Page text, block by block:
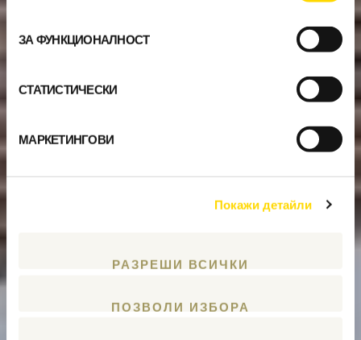
ЗА ФУНКЦИОНАЛНОСТ
СТАТИСТИЧЕСКИ
МАРКЕТИНГОВИ
Покажи детайли
РАЗРЕШИ ВСИЧКИ
ПОЗВОЛИ ИЗБОРА